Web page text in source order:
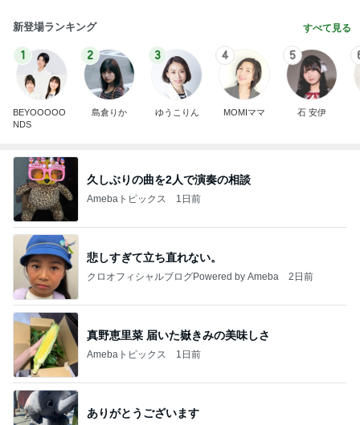
新登場ランキング すべて見る
1
BEYOOOOO
NDS
2
島倉りか
3
ゆうこりん
4
MOMIママ
5
石 安伊
久しぶりの曲を2人で演奏の相談
Amebaトピックス 1日前
悲しすぎて立ち直れない。
クロオフィシャルブログPowered by Ameba 2日前
真野恵里菜 届いた嶽きみの美味しさ
Amebaトピックス 1日前
ありがとうございます